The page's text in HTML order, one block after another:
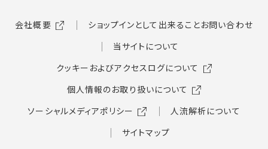
会社概要 ショップインとして出来ることお問い合わせ
当サイトについて
クッキーおよびアクセスログについて
個人情報のお取り扱いについて
ソーシャルメディアポリシー
人流解析について
サイトマップ